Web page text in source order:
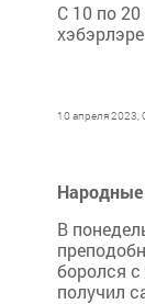
С 10 по
10 апреля 2023,
Народные
В
боролся
получил